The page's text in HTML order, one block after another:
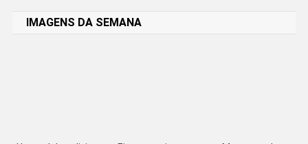
IMAGENS DA SEMANA